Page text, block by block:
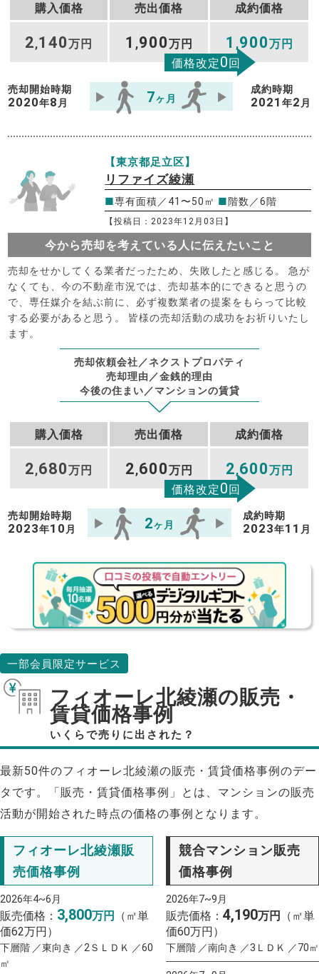
購入価格 売出価格 成約価格
2,140万円 1 ,900万円 1 ,900万円
価格改定0回
売却開始時期
2020年8 月 7ヶ月
成約時期
2021 年2 月
【東京都足立区】
リファイズ綾瀬
■専有面積／41〜50㎡ ■階数／6階
【投稿日：2023年12月03日】
今から売却を考えている人に伝えたいこと
売却をせかしてくる業者だったため、失敗したと感じる。 急が
なくても、今の不動産市況では、売却基本的にできると思うの
で、専任媒介を結ぶ前に、必ず複数業者の提案をもらって比較
する必要があると思う。 皆様の売却活動の成功をお祈りいたし
ます。
売却依頼会社／ネクストプロパティ
売却理由／金銭的理由
今後の住まい／マンションの賃貸
購入価格 売出価格 成約価格
2,680万円 2,600万円 2,600万円
価格改定0回
売却開始時期
2023年10 月 2ヶ月
成約時期
2023年11 月
一部会員限定サービス
フィオーレ北綾瀬の販売・
賃貸価格事例
いくらで売りに出された？
最新50件のフィオーレ北綾瀬の販売・賃貸価格事例のデー
タです。「販売・賃貸価格事例」とは、マンションの販売
活動が開始された時点の価格の事例となります。
フィオーレ北綾瀬販
売価格事例
2026年4~6月
販売価格： 3,800万円
（㎡単
価62万円）
下層階 ／東向き ／2ＳＬＤＫ ／60
㎡
競合マンション販売
価格事例
2026年7~9月
販売価格： 4,190万円
（㎡単
価60万円）
下層階 ／南向き ／3ＬＤＫ ／70㎡